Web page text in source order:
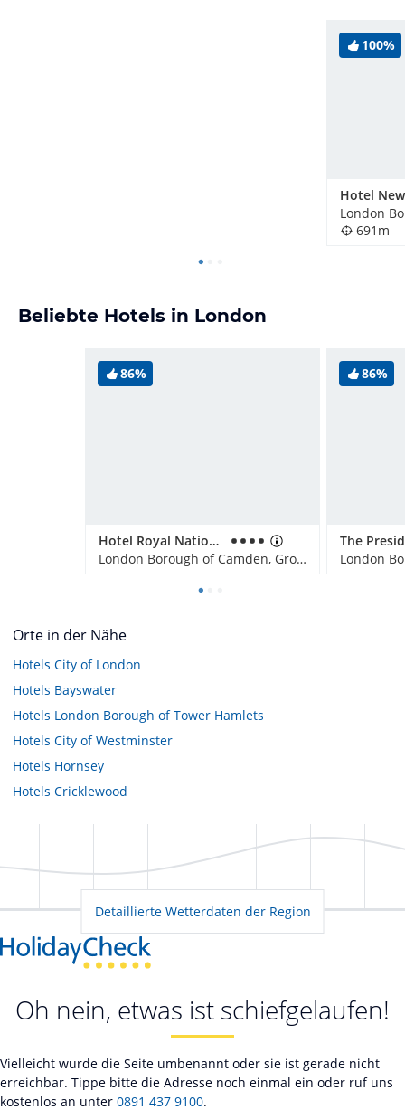
100%
691m
Beliebte Hotels in London
86%
Hotel Royal National
London Borough of Camden, Großbritannien
86%
The
Orte in der Nähe
Hotels City of London
Hotels Bayswater
Hotels London Borough of Tower Hamlets
Hotels City of Westminster
Hotels Hornsey
Hotels Cricklewood
Detaillierte Wetterdaten der Region
Oh nein, etwas ist schiefgelaufen!
Vielleicht wurde die Seite umbenannt oder sie ist gerade nicht
erreichbar. Tippe bitte die Adresse noch einmal ein oder ruf uns
kostenlos an unter 0891 437 9100.